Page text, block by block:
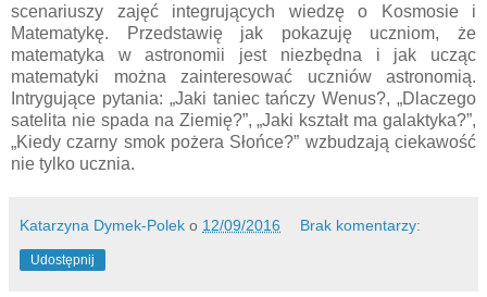
scenariuszy zajęć integrujących wiedzę o Kosmosie i
Matematykę. Przedstawię jak pokazuję uczniom, że
matematyka w astronomii jest niezbędna i jak ucząc
matematyki można zainteresować uczniów astronomią.
Intrygujące pytania: „Jaki taniec tańczy Wenus?, „Dlaczego
satelita nie spada na Ziemię?”, „Jaki kształt ma galaktyka?”,
„Kiedy czarny smok pożera Słońce?” wzbudzają ciekawość
nie tylko ucznia.
Katarzyna Dymek-Polek o 12/09/2016 Brak komentarzy:
Udostępnij